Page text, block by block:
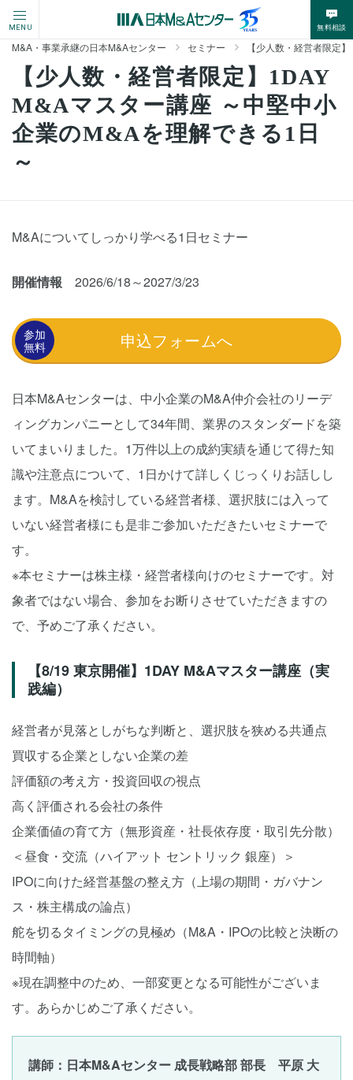
MENU 無料相談
M&A・事業承継の日本M&Aセンター セミナー 【少人数・経営者限定
【少人数・経営者限定】1DAY
M&Aマスター講座 ～中堅中小
企業のM&Aを理解できる1日
～
M&Aについてしっかり学べる1日セミナー
開催情報 2026/6/18～2027/3/23
申込フォームへ
参加
無料
日本M&Aセンターは、中小企業のM&A仲介会社のリーデ
ィングカンパニーとして34年間、業界のスタンダードを築
いてまいりました。1万件以上の成約実績を通じて得た知
識や注意点について、1日かけて詳しくじっくりお話しし
ます。M&Aを検討している経営者様、選択肢には入って
いない経営者様にも是非ご参加いただきたいセミナーで
す。
※本セミナーは株主様・経営者様向けのセミナーです。対
象者ではない場合、参加をお断りさせていただきますの
で、予めご了承ください。
【8/19 東京開催】1DAY M&Aマスター講座（実
践編）
経営者が見落としがちな判断と、選択肢を狭める共通点
買収する企業としない企業の差
評価額の考え方・投資回収の視点
高く評価される会社の条件
企業価値の育て方（無形資産・社長依存度・取引先分散）
＜昼食・交流（ハイアット セントリック 銀座）＞
IPOに向けた経営基盤の整え方（上場の期間・ガバナン
ス・株主構成の論点）
舵を切るタイミングの見極め（M&A・IPOの比較と決断の
時間軸）
※現在調整中のため、一部変更となる可能性がございま
す。あらかじめご了承ください。
講師：日本M&Aセンター 成長戦略部 部長 平原 大